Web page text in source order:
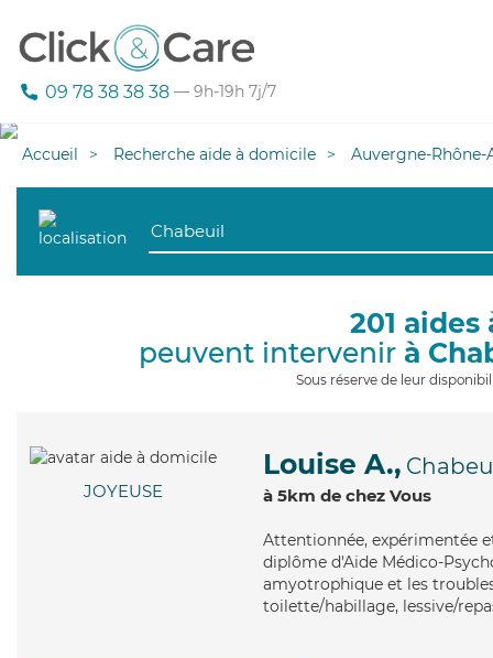
09 78 38 38 38 — 9h-19h 7j/7
Accueil Recherche aide à domicile Auvergne-Rhône-
201
peuvent intervenir à
Sous réserve de leur
JOYEUSE
Louise A.,
à 5km de chez Vous
Attentionnée, expérimentée
diplôme d'Aide Médico-
amyotrophique et les
toilette/habillage, lessive/